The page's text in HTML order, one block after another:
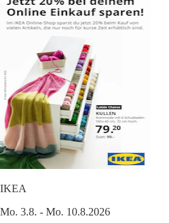
IKEA
Mo. 3.8. - Mo. 10.8.2026